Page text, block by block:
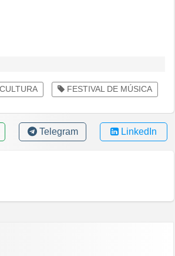
CULTURA FESTIVAL DE MÚSICA
Telegram LinkedIn